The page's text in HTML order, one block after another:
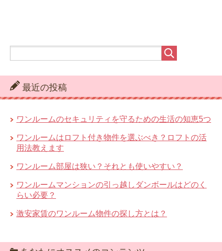
最近の投稿
ワンルームのセキュリティを守るための生活の知恵5つ
ワンルームはロフト付き物件を選ぶべき？ロフトの活
用法教えます
ワンルーム部屋は狭い？それとも使いやすい？
ワンルームマンションの引っ越しダンボールはどのく
らい必要？
激安家賃のワンルーム物件の探し方とは？